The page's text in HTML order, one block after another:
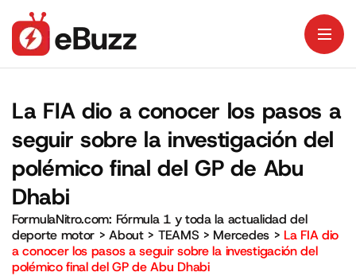
La FIA dio a conocer los pasos a
seguir sobre la investigación del
polémico final del GP de Abu
Dhabi
FormulaNitro.com: Fórmula 1 y toda la actualidad del
deporte motor >About> TEAMS > Mercedes > La FIA dio
a conocer los pasos a seguir sobre la investigación del
polémico final del GP de Abu Dhabi